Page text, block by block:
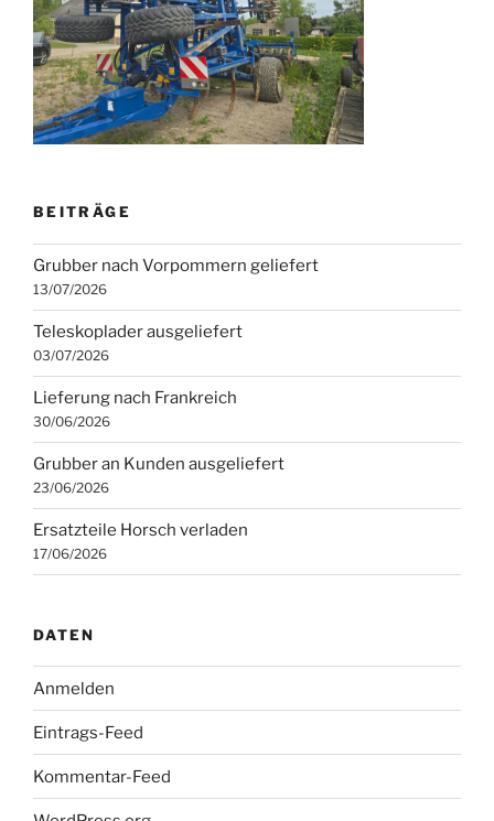
BEITRÄGE
Grubber nach Vorpommern geliefert
13/07/2026
Teleskoplader ausgeliefert
03/07/2026
Lieferung nach Frankreich
30/06/2026
Grubber an Kunden ausgeliefert
23/06/2026
Ersatzteile Horsch verladen
17/06/2026
DATEN
Anmelden
Eintrags-Feed
Kommentar-Feed